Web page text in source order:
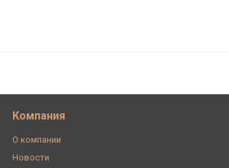
Компания
О компании
Новости